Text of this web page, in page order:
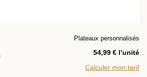
Plateaux personnalisés
l’unité
Calculer mon tarif